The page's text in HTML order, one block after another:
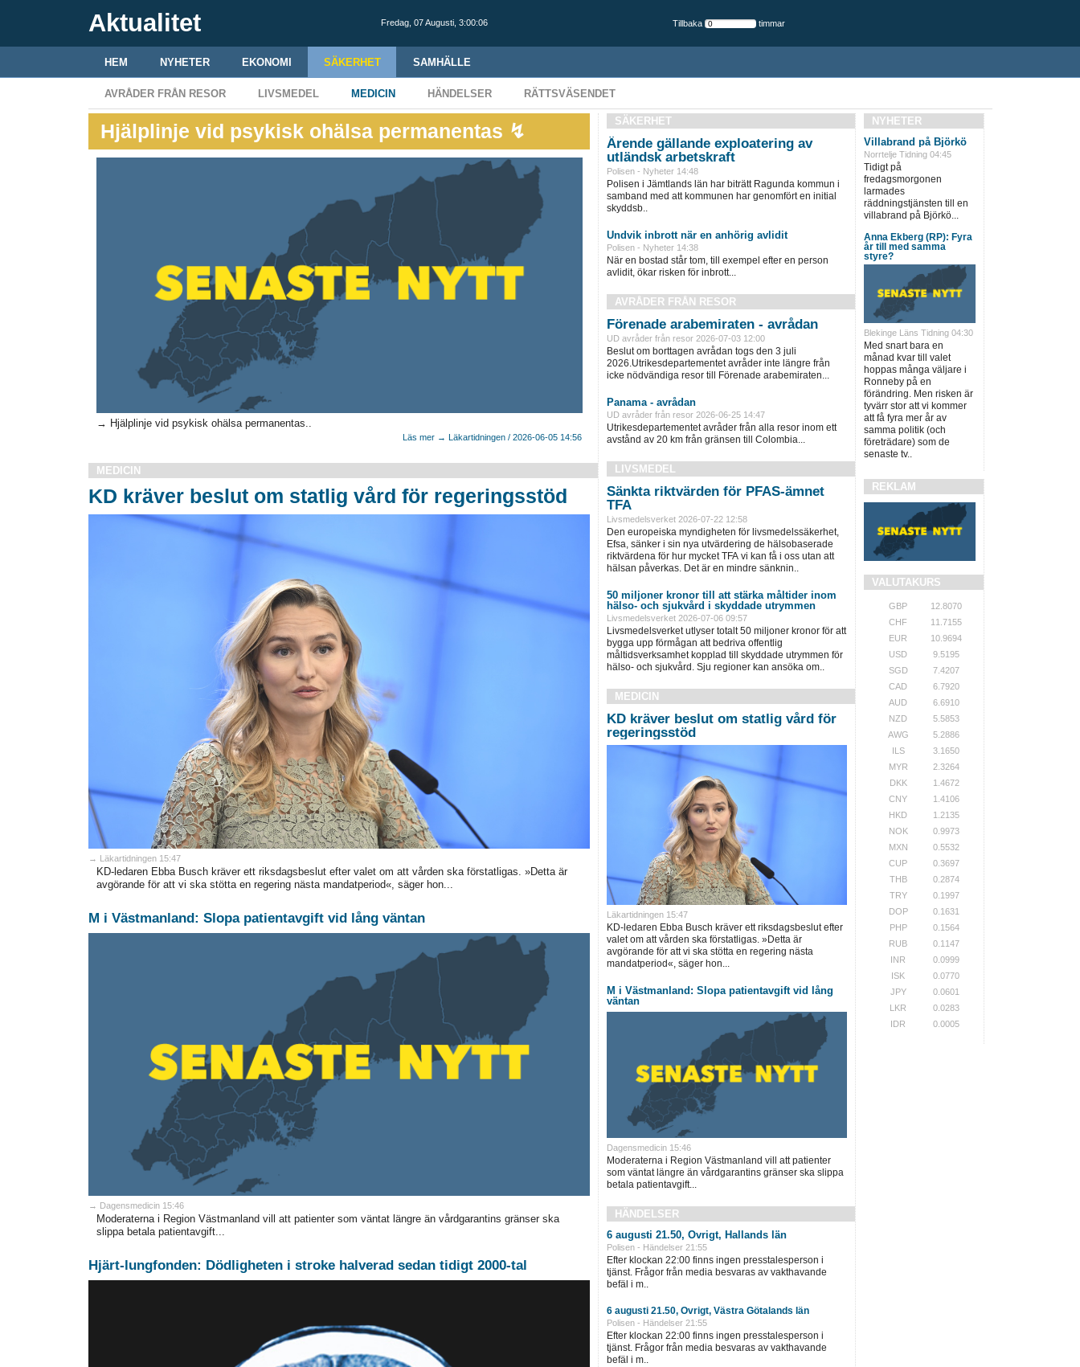
Aktualitet Fredag, 07 Augusti, 3:00:07 Tillbaka timmar
HEM NYHETER EKONOMI SÄKERHET SAMHÄLLE
AVRÅDER FRÅN RESOR LIVSMEDEL MEDICIN HÄNDELSER RÄTTSVÄSENDET
Hjälplinje vid psykisk ohälsa permanentas ↯
→ Hjälplinje vid psykisk ohälsa permanentas..
Läs mer → Läkartidningen / 2026-06-05 14:56
MEDICIN
KD kräver beslut om statlig vård för regeringsstöd
→ Läkartidningen 15:47
KD-ledaren Ebba Busch kräver ett riksdagsbeslut efter valet om att vården ska förstatligas. »Detta är
avgörande för att vi ska stötta en regering nästa mandatperiod«, säger hon...
M i Västmanland: Slopa patientavgift vid lång väntan
→ Dagensmedicin 15:46
Moderaterna i Region Västmanland vill att patienter som väntat längre än vårdgarantins gränser ska
slippa betala patientavgift...
Hjärt-lungfonden: Dödligheten i stroke halverad sedan tidigt 2000-tal
SÄKERHET
Ärende gällande exploatering av
utländsk arbetskraft
Polisen - Nyheter 14:48
Polisen i Jämtlands län har biträtt Ragunda kommun i
samband med att kommunen har genomfört en initial
skyddsb..
Undvik inbrott när en anhörig avlidit
Polisen - Nyheter 14:38
När en bostad står tom, till exempel efter en person
avlidit, ökar risken för inbrott...
AVRÅDER FRÅN RESOR
Förenade arabemiraten - avrådan
UD avråder från resor 2026-07-03 12:00
Beslut om borttagen avrådan togs den 3 juli
2026.Utrikesdepartementet avråder inte längre från
icke nödvändiga resor till Förenade arabemiraten...
Panama - avrådan
UD avråder från resor 2026-06-25 14:47
Utrikesdepartementet avråder från alla resor inom ett
avstånd av 20 km från gränsen till Colombia...
LIVSMEDEL
Sänkta riktvärden för PFAS-ämnet
TFA
Livsmedelsverket 2026-07-22 12:58
Den europeiska myndigheten för livsmedelssäkerhet,
Efsa, sänker i sin nya utvärdering de hälsobaserade
riktvärdena för hur mycket TFA vi kan få i oss utan att
hälsan påverkas. Det är en mindre sänknin..
50 miljoner kronor till att stärka måltider inom
hälso- och sjukvård i skyddade utrymmen
Livsmedelsverket 2026-07-06 09:57
Livsmedelsverket utlyser totalt 50 miljoner kronor för att
bygga upp förmågan att bedriva offentlig
måltidsverksamhet kopplad till skyddade utrymmen för
hälso- och sjukvård. Sju regioner kan ansöka om..
MEDICIN
KD kräver beslut om statlig vård för
regeringsstöd
Läkartidningen 15:47
KD-ledaren Ebba Busch kräver ett riksdagsbeslut efter
valet om att vården ska förstatligas. »Detta är
avgörande för att vi ska stötta en regering nästa
mandatperiod«, säger hon...
M i Västmanland: Slopa patientavgift vid lång
väntan
Dagensmedicin 15:46
Moderaterna i Region Västmanland vill att patienter
som väntat längre än vårdgarantins gränser ska slippa
betala patientavgift...
HÄNDELSER
6 augusti 21.50, Övrigt, Hallands län
Polisen - Händelser 21:55
Efter klockan 22:00 finns ingen presstalesperson i
tjänst. Frågor från media besvaras av vakthavande
befäl i m..
6 augusti 21.50, Övrigt, Västra Götalands län
Polisen - Händelser 21:55
Efter klockan 22:00 finns ingen presstalesperson i
tjänst. Frågor från media besvaras av vakthavande
befäl i m..
NYHETER
Villabrand på Björkö
Norrtelje Tidning 04:45
Tidigt på
fredagsmorgonen
larmades
räddningstjänsten till en
villabrand på Björkö...
Anna Ekberg (RP): Fyra
år till med samma
styre?
Blekinge Läns Tidning 04:30
Med snart bara en
månad kvar till valet
hoppas många väljare i
Ronneby på en
förändring. Men risken är
tyvärr stor att vi kommer
att få fyra mer år av
samma politik (och
företrädare) som de
senaste tv..
REKLAM
VALUTAKURS
GBP
12.8070
CHF
11.7155
EUR
10.9694
USD
9.5195
SGD
7.4207
CAD
6.7920
AUD
6.6910
NZD
5.5853
AWG
5.2886
ILS
3.1650
MYR
2.3264
DKK
1.4672
CNY
1.4106
HKD
1.2135
NOK
0.9973
MXN
0.5532
CUP
0.3697
THB
0.2874
TRY
0.1997
DOP
0.1631
PHP
0.1564
RUB
0.1147
INR
0.0999
ISK
0.0770
JPY
0.0601
LKR
0.0283
IDR
0.0005